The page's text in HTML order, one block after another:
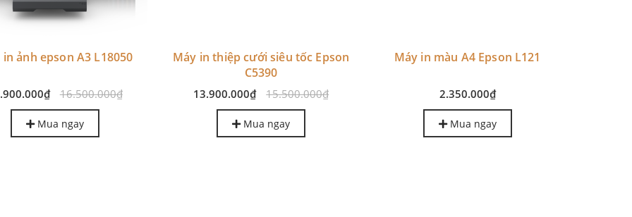
ảnh epson A3 L18050
16.500.000₫
Mua ngay
Máy in thiệp cưới siêu tốc Epson
C5390
13.900.000₫ 15.500.000₫
Mua ngay
Máy in màu A4 Epson L121
2.350.000₫
Mua ngay